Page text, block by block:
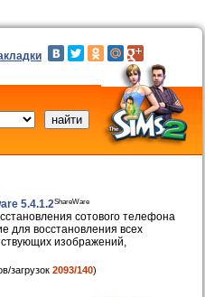
5.4.1.2ShareWare
сотового телефона
для восстановления всех
изображений,
загрузок 2093/140)